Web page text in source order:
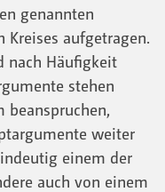
genannten
Kreises aufgetragen.
nach Häufigkeit
stehen
beanspruchen,
weiter
einem der
auch von einem